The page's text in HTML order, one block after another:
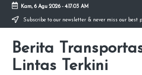
Skip
content
Kam, 6 Agu 2026- 4:17:03 AM
Subscribe to our newsletter & never miss our best
Berita
Lintas Terkini
premancity.biz.id